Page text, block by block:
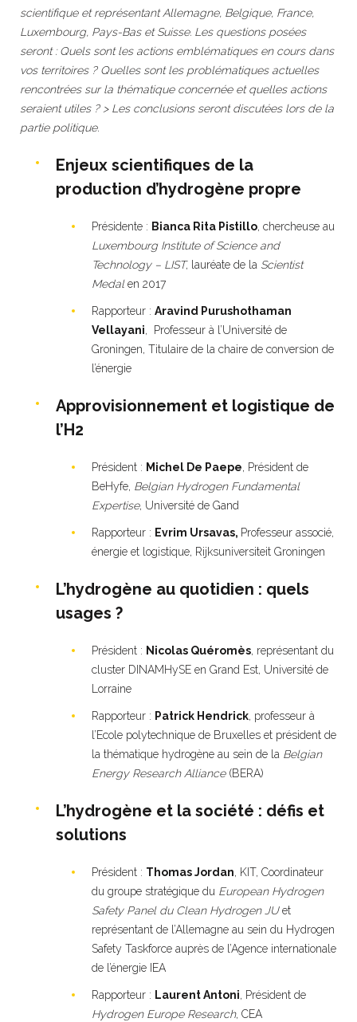
scientifique et représentant Allemagne, Belgique, France,
Luxembourg, Pays-Bas et Suisse. Les questions posées
seront : Quels sont les actions emblématiques en cours dans
vos territoires ? Quelles sont les problématiques actuelles
rencontrées sur la thématique concernée et quelles actions
seraient utiles ? > Les conclusions seront discutées lors de la
partie politique.
Enjeux scientifiques de la
production d’hydrogène propre
Présidente : Bianca Rita Pistillo, chercheuse au
Luxembourg Institute of Science and
Technology – LIST, lauréate de la Scientist
Medalen 2017
Rapporteur : Aravind Purushothaman
Vellayani, Professeur à l’Université de
Groningen, Titulaire de la chaire de conversion de
l’énergie
Approvisionnement et logistique de
l’H2
Président : Michel De Paepe, Président de
BeHyfe, Belgian Hydrogen Fundamental
Expertise, Université de Gand
Rapporteur : Evrim Ursavas, Professeur associé,
énergie et logistique, Rijksuniversiteit Groningen
L’hydrogène au quotidien : quels
usages ?
Président : Nicolas Quéromès, représentant du
cluster DINAMHySE en Grand Est, Université de
Lorraine
Rapporteur : Patrick Hendrick, professeur à
l’Ecole polytechnique de Bruxelles et président de
la thématique hydrogène au sein de la Belgian
Energy Research Alliance(BERA)
L’hydrogène et la société : défis et
solutions
Président : Thomas Jordan, KIT, Coordinateur
du groupe stratégique du European Hydrogen
Safety Panel du Clean Hydrogen JUet
représentant de l’Allemagne au sein du Hydrogen
Safety Taskforce auprès de l’Agence internationale
de l’énergie IEA
Rapporteur : Laurent Antoni, Président de
Hydrogen Europe Research, CEA